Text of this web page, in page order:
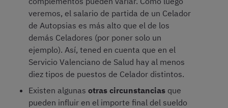
veremos, el salario de partida de un Celador
de Autopsias es más alto que el de los
demás Celadores (por poner solo un
ejemplo). Así, tened en cuenta que en el
Servicio Valenciano de Salud hay al menos
diez tipos de puestos de Celador distintos.
Existen algunas otras circunstancias que
pueden influir en el importe final del sueldo